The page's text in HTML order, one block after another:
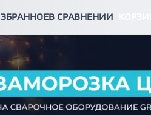
В СРАВНЕНИИ